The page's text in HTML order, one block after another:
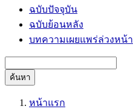
ฉบับปัจจุบัน
ฉบับย้อนหลัง
บทความเผยแพร่ล่วงหน้า
ค้นหา
หน้าแรก